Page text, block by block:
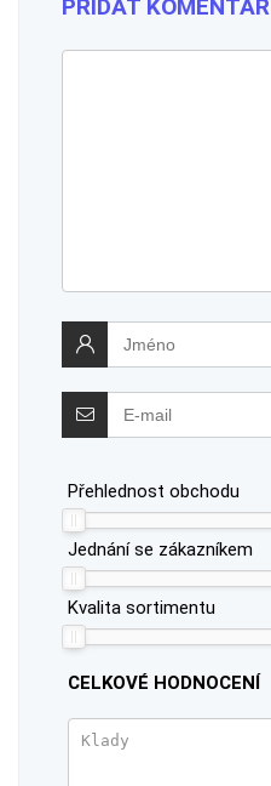
PŘIDAT KOMENTÁŘ
Přehlednost obchodu
Jednání se zákazníkem
Kvalita sortimentu
CELKOVÉ HODNOCENÍ